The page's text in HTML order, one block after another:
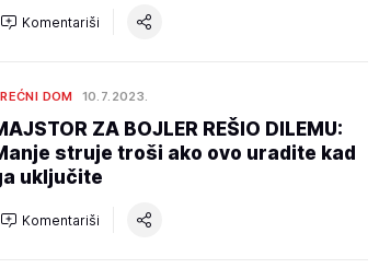
Komentariši
DOM 10.7.2023.
ZA BOJLER REŠIO DILEMU:
struje troši ako ovo uradite kad
uključite
Komentariši